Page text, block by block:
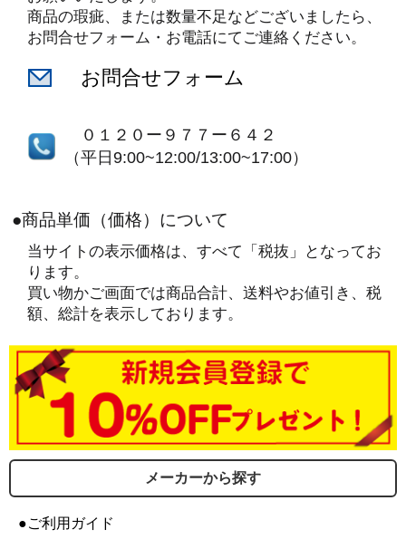
商品の瑕疵、または数量不足などございましたら、
お問合せフォーム・お電話にてご連絡ください。
お問合せフォーム
０１２０ー９７７ー６４２
（平日9:00~12:00/13:00~17:00）
●商品単価（価格）について
当サイトの表示価格は、すべて「税抜」となってお
ります。
買い物かご画面では商品合計、送料やお値引き、税
額、総計を表示しております。
メーカーから探す
●ご利用ガイド